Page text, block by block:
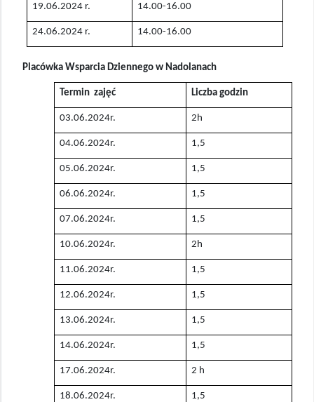
19.06.2024 r. 14.00-16.00
24.06.2024 r. 14.00-16.00
Placówka Wsparcia Dziennego w Nadolanach
Termin zajęć Liczba godzin
03.06.2024r. 2h
04.06.2024r. 1,5
05.06.2024r. 1,5
06.06.2024r. 1,5
07.06.2024r. 1,5
10.06.2024r. 2h
11.06.2024r. 1,5
12.06.2024r. 1,5
13.06.2024r. 1,5
14.06.2024r. 1,5
17.06.2024r. 2 h
18.06.2024r. 1,5